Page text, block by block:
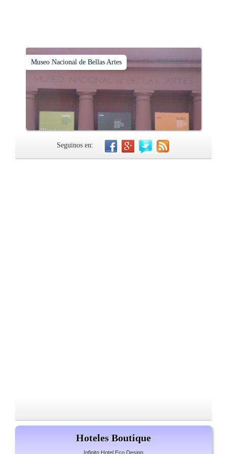
Museo Nacional de Bellas Artes
Seguinos en:
Hoteles Boutique
Infinito Hotel Eco Design